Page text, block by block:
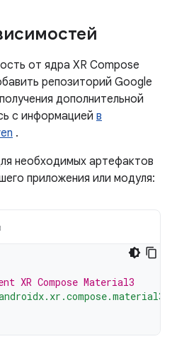
от ядра XR Compose
репозиторий Google
дополнительной
с информацией в
.
необходимых артефактов
приложения или модуля:
XR Compose Material3